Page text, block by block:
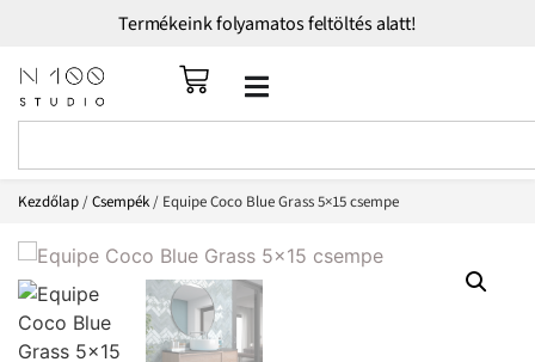
Termékeink folyamatos feltöltés alatt!
Kezdőlap/Csempék/ Equipe Coco Blue Grass 5×15 csempe